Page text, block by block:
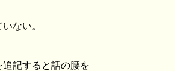
ない。
記すると話の腰を